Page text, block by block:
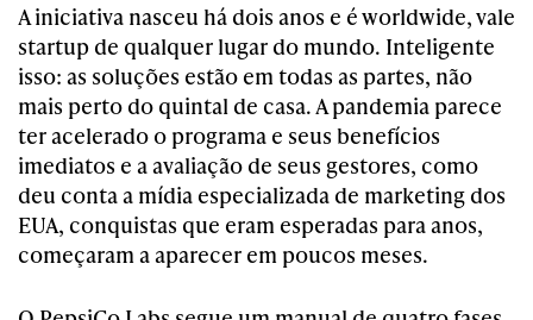
A iniciativa nasceu há dois anos e é worldwide, vale
startup de qualquer lugar do mundo. Inteligente
isso: as soluções estão em todas as partes, não
mais perto do quintal de casa. A pandemia parece
ter acelerado o programa e seus benefícios
imediatos e a avaliação de seus gestores, como
deu conta a mídia especializada de marketing dos
EUA, conquistas que eram esperadas para anos,
começaram a aparecer em poucos meses.